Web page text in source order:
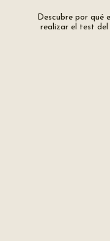
Descubre por qué
realizar el test del